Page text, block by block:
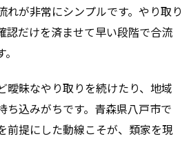
れが非常にシンプルです。やり取り
認だけを済ませて早い段階で合流
曖昧なやり取りを続けたり、地域
ち込みがちです。青森県八戸市で
前提にした動線こそが、類家を現